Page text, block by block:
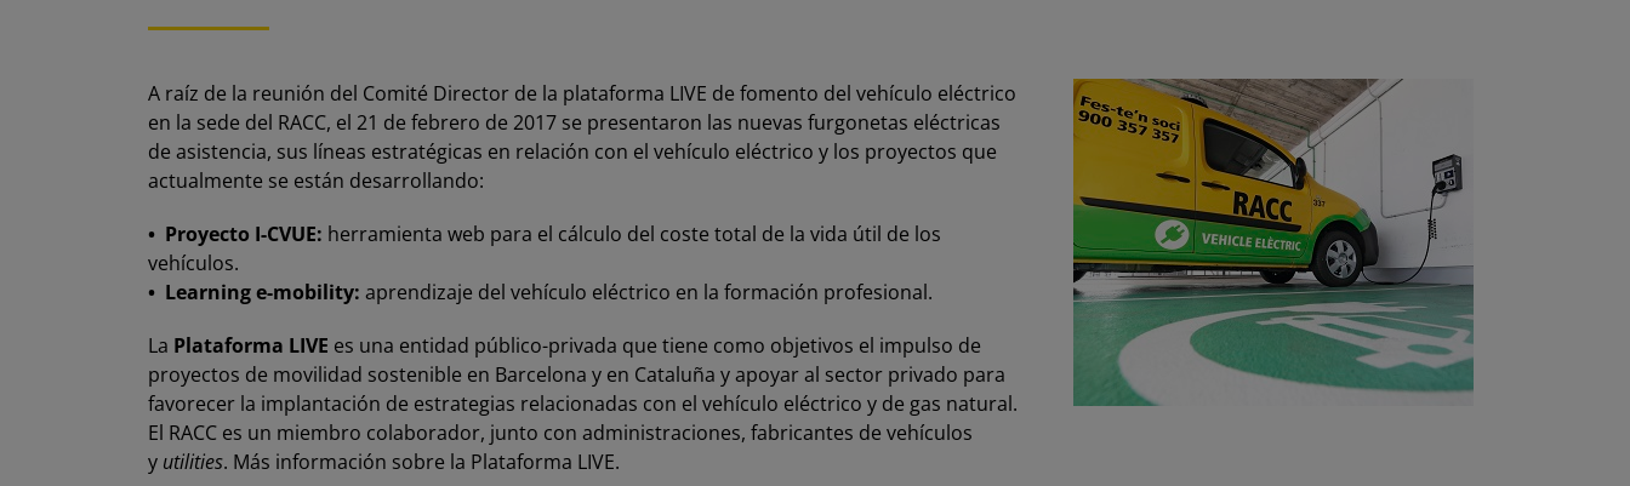
A raíz de la reunión del Comité Director de la plataforma LIVE de fomento del vehículo eléctrico
en la sede del RACC, el 21 de febrero de 2017 se presentaron las nuevas furgonetas eléctricas
de asistencia, sus líneas estratégicas en relación con el vehículo eléctrico y los proyectos que
actualmente se están desarrollando:
• Proyecto I-CVUE: herramienta web para el cálculo del coste total de la vida útil de los
vehículos.
• Learning e-mobility: aprendizaje del vehículo eléctrico en la formación profesional.
La Plataforma LIVE es una entidad público-privada que tiene como objetivos el impulso de
proyectos de movilidad sostenible en Barcelona y en Cataluña y apoyar al sector privado para
favorecer la implantación de estrategias relacionadas con el vehículo eléctrico y de gas natural.
El RACC es un miembro colaborador, junto con administraciones, fabricantes de vehículos
y utilities. Más información sobre la Plataforma LIVE.